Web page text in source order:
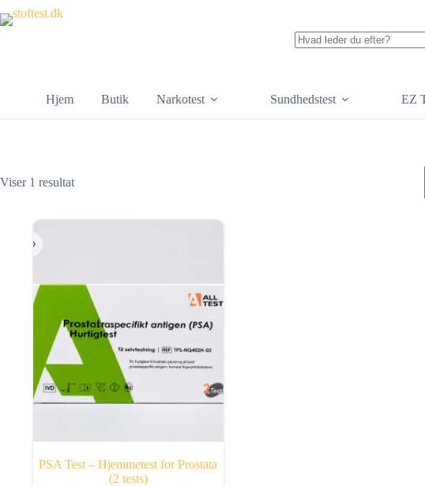
Hjem Butik Narkotest Sundhedstest EZ
Viser 1 resultat
PSA Test – Hjemmetest for Prostata
(2 tests)